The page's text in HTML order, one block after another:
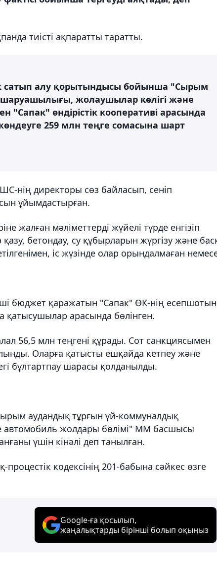
тиісті ақпаратты таратты.
сатып алу қорытындысы бойынша "Сырым
жолаушылар көлігі және
өндірістік кооперативі арасында
259 млн теңге сомасына шарт
нің директоры сөз байласып, сеніп
ұйымдастырған.
жалған мәліметтерді жүйелі түрде енгізіп
бетондау, су құбырларын жүргізу және
іс жүзінде олар орындалмаған
бюджет қаражатын "Сапак" ӨК-нің
қатысушылар арасында бөлінген.
56,5 млн теңгені құрады. Сот санкциясымен
Оларға қатысты ешқайда кетпеу және
бұлтартпау шарасы қолданылды.
аудандық тұрғын үй-коммуналдық
жолдары бөлімі" ММ басшысы
үшін кінәлі деп танылған.
кодексінің 201-бабына сәйкес өзге
Google-ға қосылып,
жаңалықтарды бірінші болып оқыңыз